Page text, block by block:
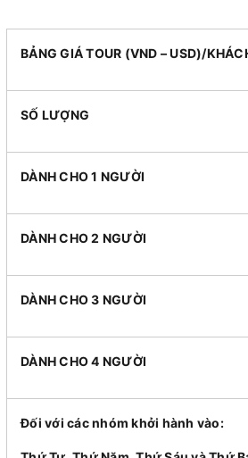
BẢNG GIÁ TOUR (VND – USD)/
SỐ LƯỢNG
DÀNH CHO 1 NGƯỜI
DÀNH CHO 2 NGƯỜI
DÀNH CHO 3 NGƯỜI
DÀNH CHO 4 NGƯỜI
Đối với các nhóm khởi hành vào: